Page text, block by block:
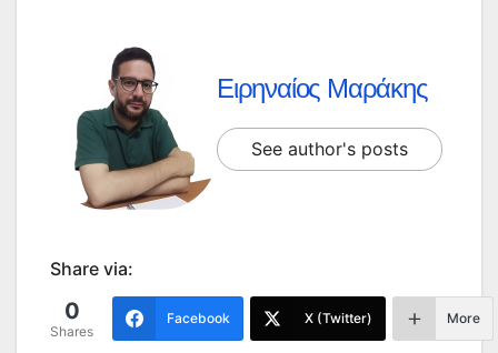
Ειρηναίος Μαράκης
See author's posts
Share via:
0
Shares
Facebook X (Twitter) More